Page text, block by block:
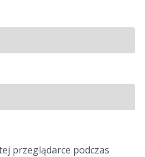
przeglądarce podczas